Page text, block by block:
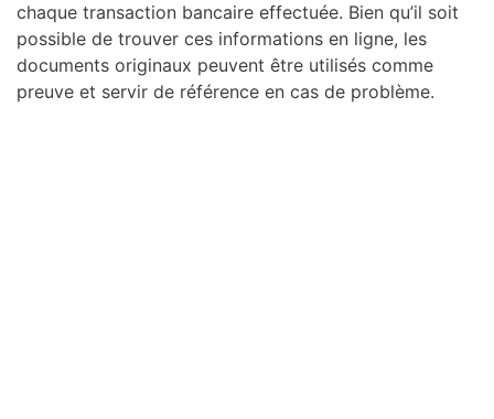
chaque transaction bancaire effectuée. Bien qu’il soit
possible de trouver ces informations en ligne, les
documents originaux peuvent être utilisés comme
preuve et servir de référence en cas de problème.